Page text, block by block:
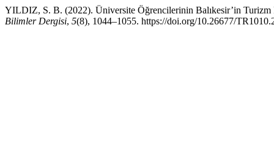
YILDIZ, S. B. (2022). Üniversite Öğrencilerinin Balıkesir’in
Bilimler Dergisi, 5(8), 1044–1055. https://doi.org/10.26677/